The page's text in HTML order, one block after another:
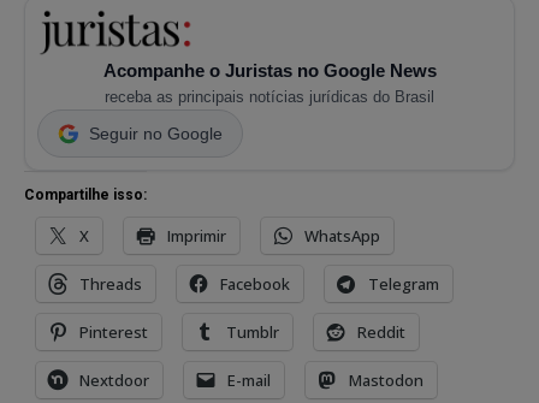
Acompanhe o Juristas no Google News
receba as principais notícias jurídicas do Brasil
Seguir no Google
Compartilhe isso:
X Imprimir WhatsApp
Threads Facebook Telegram
Pinterest Tumblr Reddit
Nextdoor E-mail Mastodon